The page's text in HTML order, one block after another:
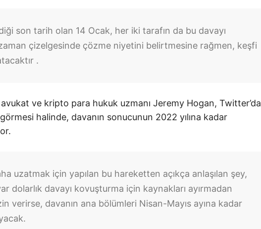
son tarih olan 14 Ocak, her iki tarafın da bu davayı
zaman çizelgesinde çözme niyetini belirtmesine rağmen, keşfi
.
ve kripto para hukuk uzmanı Jeremy Hogan, Twitter’da
halinde, davanın sonucunun 2022 yılına kadar
uzatmak için yapılan bu hareketten açıkça anlaşılan şey,
dolarlık davayı kovuşturma için kaynakları ayırmadan
verirse, davanın ana bölümleri Nisan-Mayıs ayına kadar